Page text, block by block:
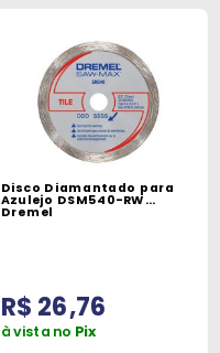
Disco Diamantado para
Azulejo DSM540-RW
Dremel
R$ 26,76
à vista no Pix